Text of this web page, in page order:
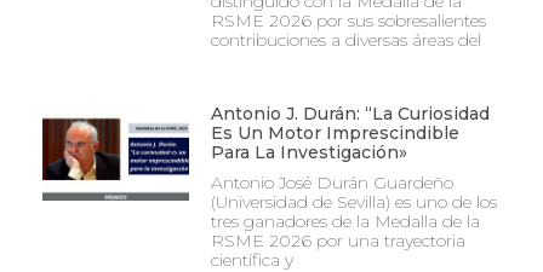
RSME 2026 por sus sobresalientes
contribuciones a diversas áreas del
Antonio J. Durán: “La Curiosidad
Es Un Motor Imprescindible
Para La Investigación»
Antonio José Durán Guardeño
(Universidad de Sevilla) es uno de los
tres ganadores de la Medalla de la
RSME 2026 por una trayectoria
científica y